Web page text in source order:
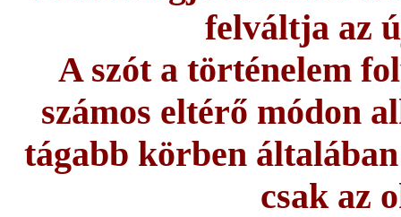
felváltja az
A szót a történelem
számos eltérő módon
tágabb körben
csak az